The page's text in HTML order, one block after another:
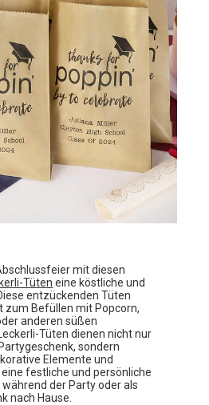
mit diesen
Tüten eine köstliche und
entzückenden Tüten
zum Befüllen mit Popcorn,
anderen süßen
Tüten dienen nicht nur
sondern
Elemente und
festliche und persönliche
während der Party oder als
nach Hause.